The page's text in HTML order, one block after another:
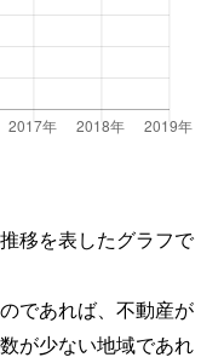
移を表したグラフで
であれば、不動産が
が少ない地域であれ